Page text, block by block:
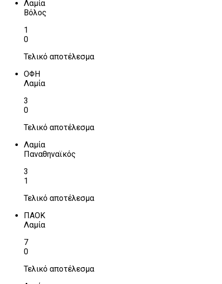
Λαμία
Βόλος
1
0
Τελικό αποτέλεσμα
ΟΦΗ
Λαμία
3
0
Τελικό αποτέλεσμα
Λαμία
Παναθηναϊκός
3
1
Τελικό αποτέλεσμα
ΠΑΟΚ
Λαμία
7
0
Τελικό αποτέλεσμα